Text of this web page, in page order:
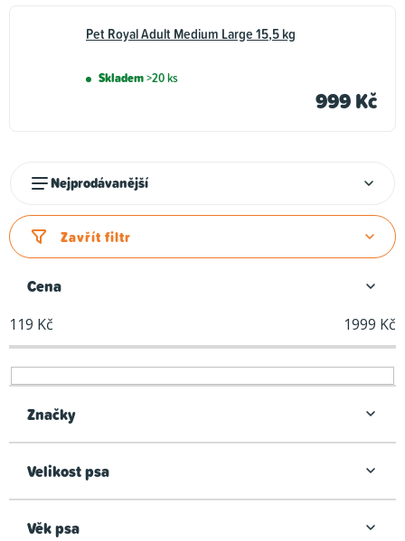
Pet Royal Adult Medium Large 15,5 kg
Skladem>20 ks
999 Kč
z
e
í
p
r
o
u
t
Nejprodávanější
Zavřít filtr
Cena
119 Kč 1999 Kč
Značky
Velikost psa
Věk psa